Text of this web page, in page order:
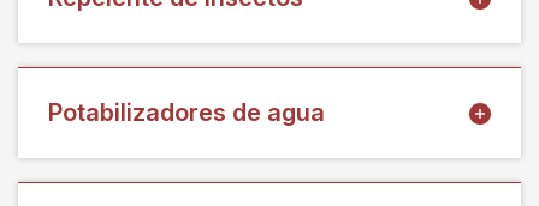
Potabilizadores de agua